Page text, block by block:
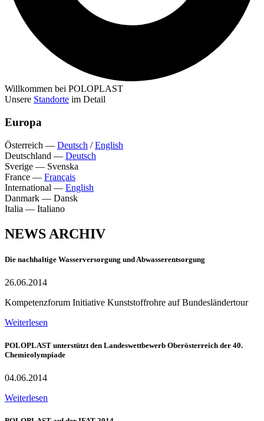
Willkommen bei POLOPLAST
Unsere Standorte im Detail
Europa
Österreich — Deutsch /English
Deutschland — Deutsch
Sverige — Svenska
France — Français
International — English
Danmark — Dansk
Italia — Italiano
NEWS ARCHIV
Die nachhaltige Wasserversorgung und Abwasserentsorgung
26.06.2014
Kompetenzforum Initiative Kunststoffrohre auf Bundesländertour
Weiterlesen
POLOPLAST unterstützt den Landeswettbewerb Oberösterreich der 40.
Chemieolympiade
04.06.2014
Weiterlesen